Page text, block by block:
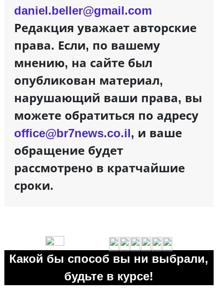
daniel.beller@gmail.com
Редакция уважает авторские
права. Если, по вашему
мнению, на сайте был
опубликован материал,
нарушающий ваши права, вы
можете обратиться по адресу
office@br7news.co.il, и ваше
обращение будет
рассмотрено в кратчайшие
сроки.
Какой бы способ вы ни выбрали,
будьте в курсе!